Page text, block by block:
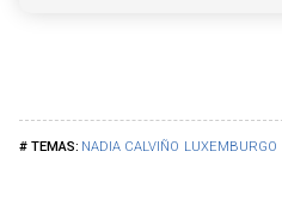
NADIA CALVIÑO LUXEMBURGO